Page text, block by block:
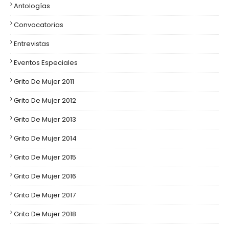
Antologías
Convocatorias
Entrevistas
Eventos Especiales
Grito De Mujer 2011
Grito De Mujer 2012
Grito De Mujer 2013
Grito De Mujer 2014
Grito De Mujer 2015
Grito De Mujer 2016
Grito De Mujer 2017
Grito De Mujer 2018